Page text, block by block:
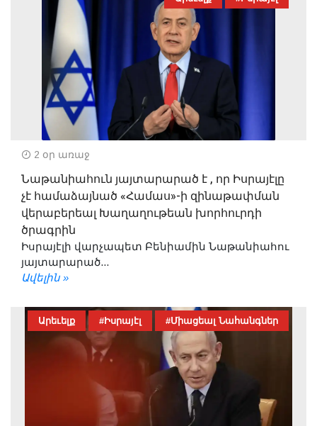
2 օր առաջ
Նաթանիահուն յայտարարած է , որ Իսրայէլը
չէ համաձայնած «Համաս»-ի զինաթափման
վերաբերեալ Խաղաղութեան խորհուրդի
ծրագրին
Իսրայէլի վարչապետ Բենիամին Նաթանիահու
յայտարարած...
Ավելին »
Արեւելք #Իսրայէլ #Միացեալ Նահանգներ